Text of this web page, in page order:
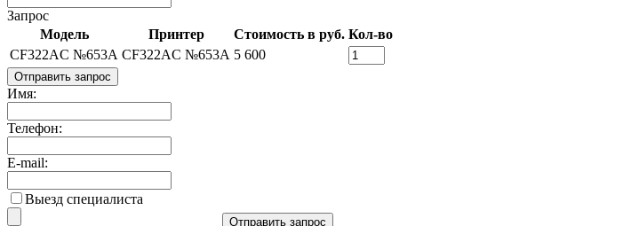
Запрос
Модель
Принтер Стоимость в руб. Кол-во
CF322AC №653A CF322AC №653A 5 600
Отправить запрос
Имя:
Телефон:
E-mail:
Выезд специалиста
Отправить запрос